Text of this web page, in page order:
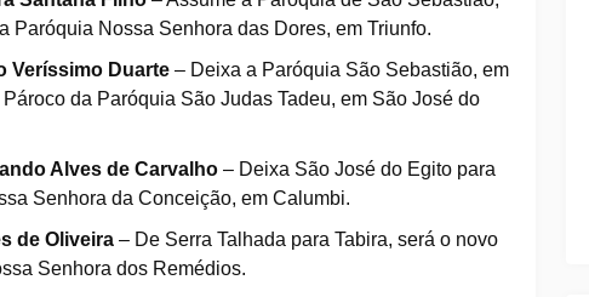
Paróquia Nossa Senhora das Dores, em Triunfo.
Veríssimo Duarte – Deixa a Paróquia São Sebastião, em
Pároco da Paróquia São Judas Tadeu, em São José do
Alves de Carvalho – Deixa São José do Egito para
Senhora da Conceição, em Calumbi.
de Oliveira – De Serra Talhada para Tabira, será o novo
Senhora dos Remédios.